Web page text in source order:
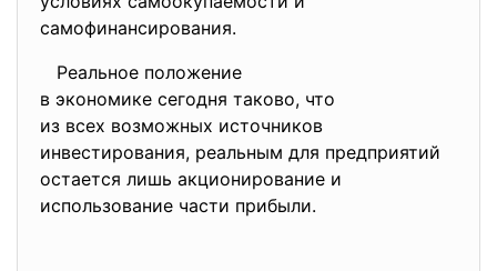
самофинансирования.
Реальное положение
в экономике сегодня таково, что
из всех возможных источников
инвестирования, реальным для предприятий
остается лишь акционирование и
использование части прибыли.